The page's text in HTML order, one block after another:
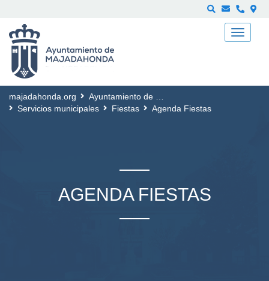
majadahonda.org
Ayuntamiento de Majadahonda
Servicios municipales
Fiestas Agenda Fiestas
AGENDA FIESTAS